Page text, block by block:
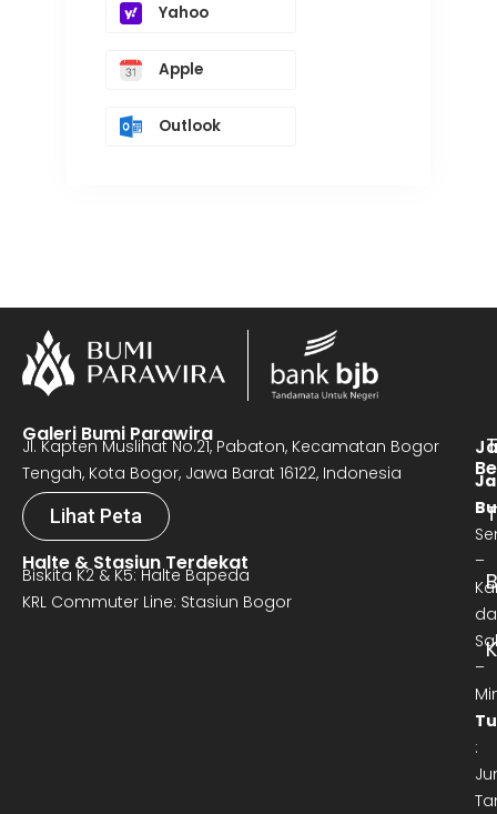
Yahoo
Apple
Outlook
Galeri Bumi Parawira
Jl. Kapten Muslihat No.21, Pabaton, Kecamatan Bogor
Tengah, Kota Bogor, Jawa Barat 16122, Indonesia
Lihat Peta
Halte & Stasiun Terdekat
Biskita K2 & K5: Halte Bapeda
KRL Commuter Line: Stasiun Bogor
–
–
: